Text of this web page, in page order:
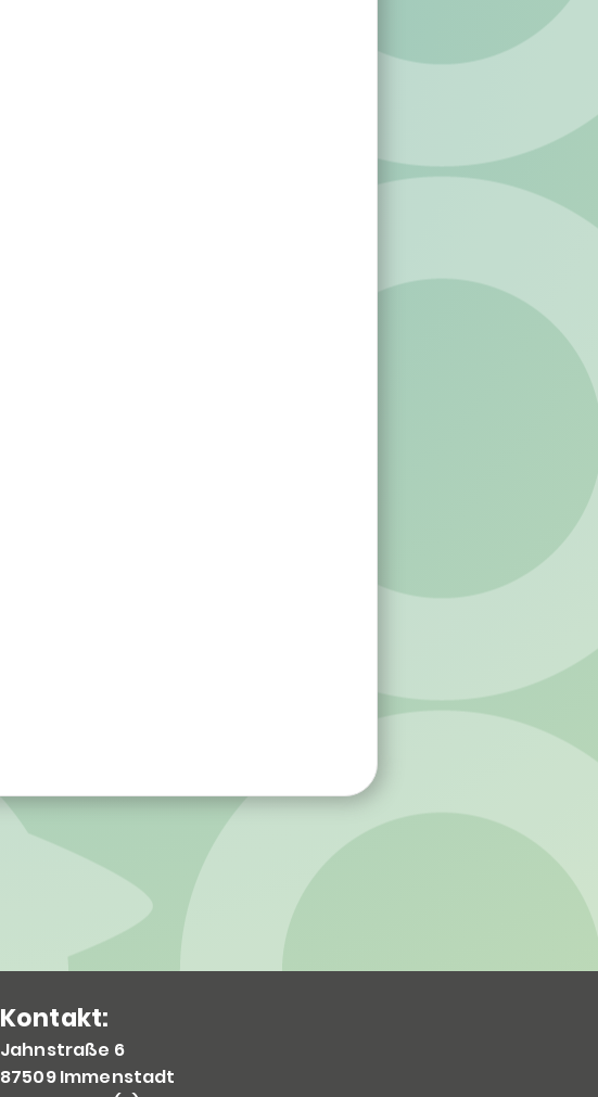
Kontakt:
Jahnstraße 6
87509 Immenstadt